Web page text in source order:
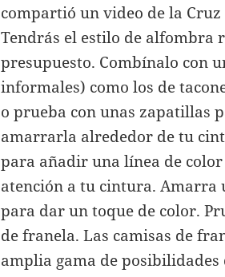
compartió un video de la
Tendrás el estilo de alfombra
presupuesto. Combínalo con
informales) como los de
o prueba con unas zapatillas
amarrarla alrededor de tu
para añadir una línea de
atención a tu cintura.
para dar un toque de color.
de franela. Las camisas de
amplia gama de posibilidades